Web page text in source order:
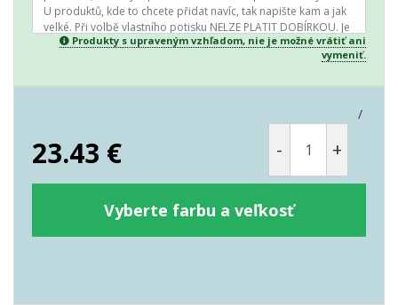
Produkty s upraveným vzhľadom, nie je možné vrátiť ani
vymeniť.
/
23.43 € - +
Vyberte farbu a veľkosť